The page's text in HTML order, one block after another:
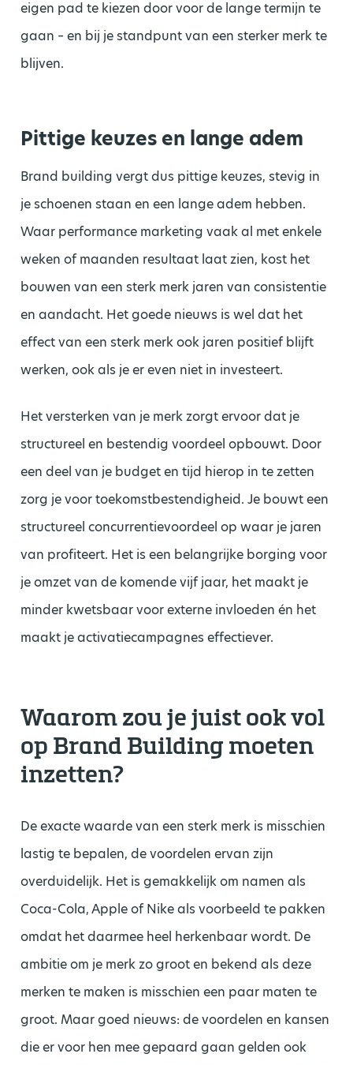
eigen pad te kiezen door voor de lange termijn te
gaan – en bij je standpunt van een sterker merk te
blijven.
Pittige keuzes en lange adem
Brand building vergt dus pittige keuzes, stevig in
je schoenen staan en een lange adem hebben.
Waar performance marketing vaak al met enkele
weken of maanden resultaat laat zien, kost het
bouwen van een sterk merk jaren van consistentie
en aandacht. Het goede nieuws is wel dat het
effect van een sterk merk ook jaren positief blijft
werken, ook als je er even niet in investeert.
Het versterken van je merk zorgt ervoor dat je
structureel en bestendig voordeel opbouwt. Door
een deel van je budget en tijd hierop in te zetten
zorg je voor toekomstbestendigheid. Je bouwt een
structureel concurrentievoordeel op waar je jaren
van profiteert. Het is een belangrijke borging voor
je omzet van de komende vijf jaar, het maakt je
minder kwetsbaar voor externe invloeden én het
maakt je activatiecampagnes effectiever.
Waarom zou je juist ook vol
op Brand Building moeten
inzetten?
De exacte waarde van een sterk merk is misschien
lastig te bepalen, de voordelen ervan zijn
overduidelijk. Het is gemakkelijk om namen als
Coca-Cola, Apple of Nike als voorbeeld te pakken
omdat het daarmee heel herkenbaar wordt. De
ambitie om je merk zo groot en bekend als deze
merken te maken is misschien een paar maten te
groot. Maar goed nieuws: de voordelen en kansen
die er voor hen mee gepaard gaan gelden ook